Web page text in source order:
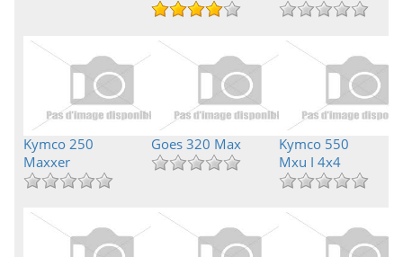
Kymco 250
Maxxer
Goes 320 Max
Kymco 550
Mxu I 4x4